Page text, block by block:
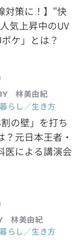
対策に！】“快
気上昇中のUV
ケ」とは？
林美由紀
らし／生き方
の壁」を打ち
元日本王者・
医による講演会
林美由紀
らし／生き方